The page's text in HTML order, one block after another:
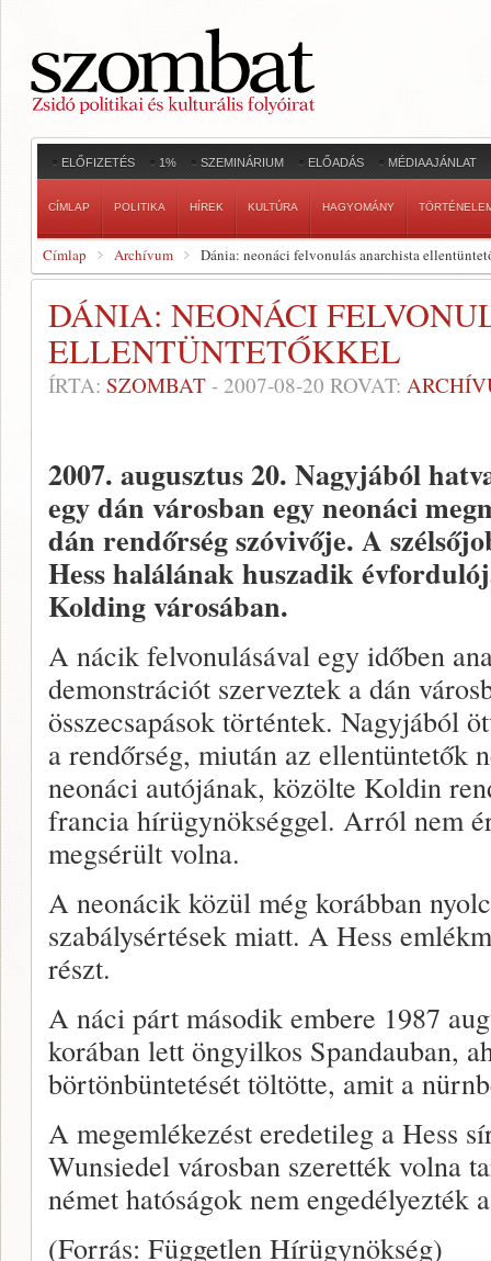
ELŐFIZETÉS 1% SZEMINÁRIUM ELŐADÁS MÉDIAAJÁNLAT
CÍMLAP POLITIKA HÍREK KULTÚRA HAGYOMÁNY
Címlap Archívum Dánia: neonáci felvonulás anarchista
DÁNIA: NEONÁCI
ELLENTÜNTETŐKKEL
ÍRTA: SZOMBAT - 2007-08-20 ROVAT:
2007. augusztus 20. Nagyjából
egy dán városban egy neonáci
dán rendőrség szóvivője. A
Hess halálának huszadik
Kolding városában.
A nácik felvonulásával egy időben
demonstrációt szerveztek a dán
összecsapások történtek. Nagyjából
a rendőrség, miután az ellentüntetők
neonáci autójának, közölte Koldin
francia hírügynökséggel. Arról nem
megsérült volna.
A neonácik közül még korábban
szabálysértések miatt. A Hess
részt.
A náci párt második embere 1987
korában lett öngyilkos Spandauban,
börtönbüntetését töltötte, amit a
A megemlékezést eredetileg a Hess
Wunsiedel városban szerették volna
német hatóságok nem engedélyezték
(Forrás: Független Hírügynökség)